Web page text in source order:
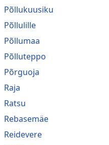
Põllukuusiku
Põllulille
Põllumaa
Põlluteppo
Põrguoja
Raja
Ratsu
Rebasemäe
Reidevere